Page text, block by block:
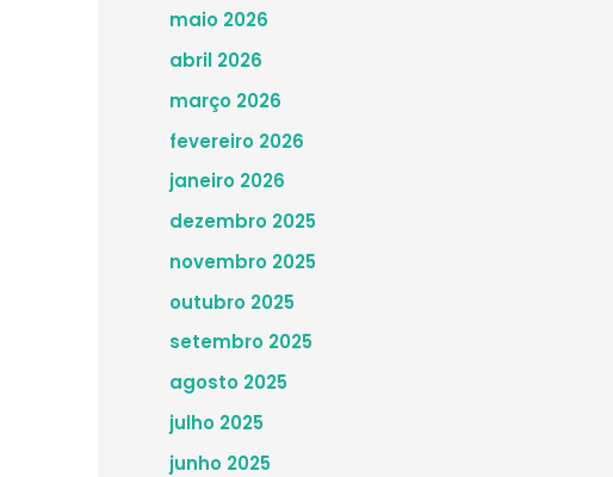
maio 2026
abril 2026
março 2026
fevereiro 2026
janeiro 2026
dezembro 2025
novembro 2025
outubro 2025
setembro 2025
agosto 2025
julho 2025
junho 2025